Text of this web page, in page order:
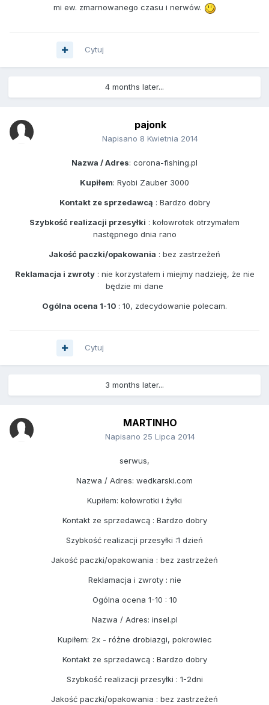
mi ew. zmarnowanego czasu i nerwów.
Cytuj
4 months later...
pajonk
Napisano 8 Kwietnia 2014
Nazwa / Adres: corona-fishing.pl
Kupiłem: Ryobi Zauber 3000
Kontakt ze sprzedawcą : Bardzo dobry
Szybkość realizacji przesyłki : kołowrotek otrzymałem
następnego dnia rano
Jakość paczki/opakowania : bez zastrzeżeń
Reklamacja i zwroty: nie korzystałem i miejmy nadzieję, że nie
będzie mi dane
Ogólna ocena 1-10 : 10, zdecydowanie polecam.
Cytuj
3 months later...
MARTINHO
Napisano 25 Lipca 2014
serwus,
Nazwa / Adres: wedkarski.com
Kupiłem: kołowrotki i żyłki
Kontakt ze sprzedawcą : Bardzo dobry
Szybkość realizacji przesyłki :1 dzień
Jakość paczki/opakowania : bez zastrzeżeń
Reklamacja i zwroty : nie
Ogólna ocena 1-10 : 10
Nazwa / Adres: insel.pl
Kupiłem: 2x - różne drobiazgi, pokrowiec
Kontakt ze sprzedawcą : Bardzo dobry
Szybkość realizacji przesyłki : 1-2dni
Jakość paczki/opakowania : bez zastrzeżeń